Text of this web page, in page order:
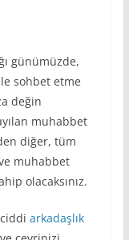
günümüzde,
sohbet etme
değin
muhabbet
diğer, tüm
muhabbet
olacaksınız.
arkadaşlık